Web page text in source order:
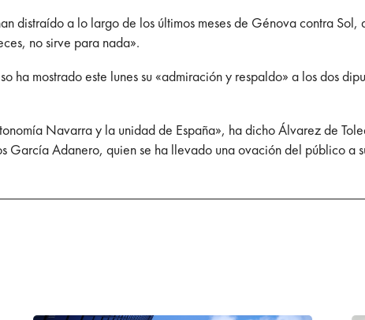
distraído a lo largo de los últimos meses de Génova contra
no sirve para nada».
ha mostrado este lunes su «admiración y respaldo» a los dos
Navarra y la unidad de España», ha dicho Álvarez de
García Adanero, quien se ha llevado una ovación del público a